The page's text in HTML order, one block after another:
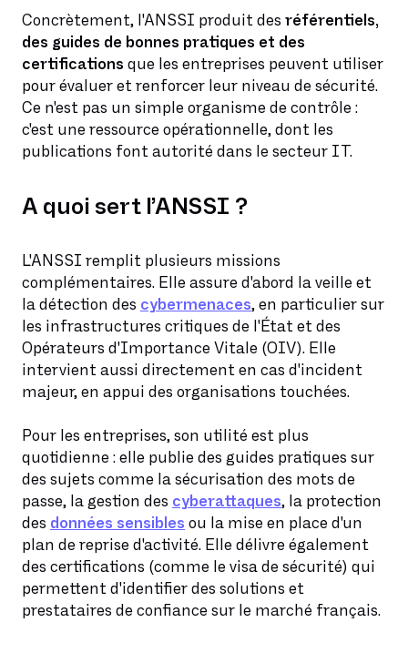
Concrètement, l'ANSSI produit des référentiels,
des guides de bonnes pratiques et des
certifications que les entreprises peuvent utiliser
pour évaluer et renforcer leur niveau de sécurité.
Ce n'est pas un simple organisme de contrôle :
c'est une ressource opérationnelle, dont les
publications font autorité dans le secteur IT.
A quoi sert l’ANSSI ?
L'ANSSI remplit plusieurs missions
complémentaires. Elle assure d'abord la veille et
la détection des cybermenaces, en particulier sur
les infrastructures critiques de l'État et des
Opérateurs d'Importance Vitale (OIV). Elle
intervient aussi directement en cas d'incident
majeur, en appui des organisations touchées.
Pour les entreprises, son utilité est plus
quotidienne : elle publie des guides pratiques sur
des sujets comme la sécurisation des mots de
passe, la gestion des cyberattaques, la protection
des données sensibles ou la mise en place d'un
plan de reprise d'activité. Elle délivre également
des certifications (comme le visa de sécurité) qui
permettent d'identifier des solutions et
prestataires de confiance sur le marché français.